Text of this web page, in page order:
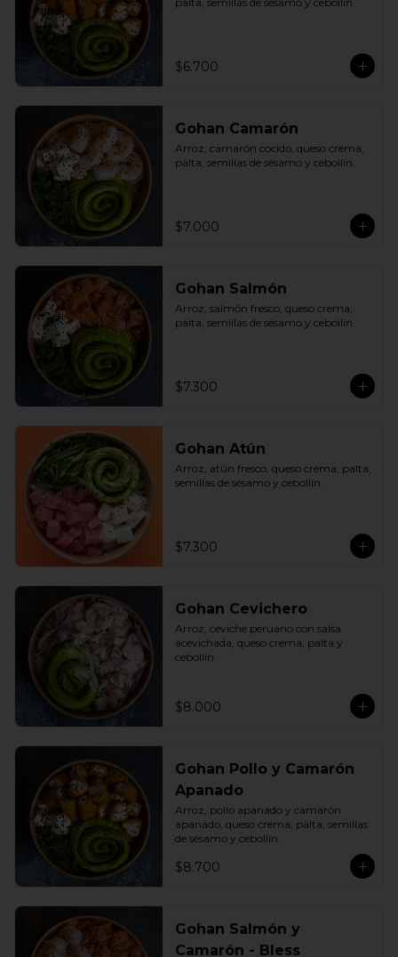
$6.700
Gohan Camarón
Arroz, camarón cocido, queso crema,
palta, semillas de sésamo y cebollín.
$7.000
Gohan Salmón
Arroz, salmón fresco, queso crema,
palta, semillas de sésamo y cebollín.
$7.300
Gohan Atún
Arroz, atún fresco, queso crema, palta,
semillas de sésamo y cebollín.
$7.300
Gohan Cevichero
Arroz, ceviche peruano con salsa
acevichada, queso crema, palta y
cebollín.
$8.000
Gohan Pollo y Camarón
Apanado
Arroz, pollo apanado y camarón
apanado, queso crema, palta, semillas
de sésamo y cebollín.
$8.700
Gohan Salmón y
Camarón - Bless